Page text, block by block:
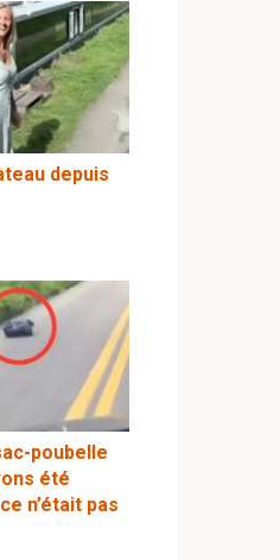
depuis
poubelle
été
n’était pas